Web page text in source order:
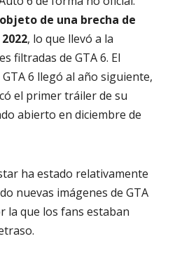
de una brecha de
, lo que llevó a la
filtradas de GTA 6. El
6 llegó al año siguiente,
el primer tráiler de su
abierto en diciembre de
ha estado relativamente
nuevas imágenes de GTA
la que los fans estaban